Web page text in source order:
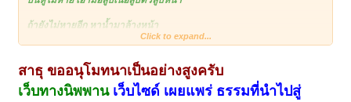
ถ้ายังไม่หายอีก หาน้ำมาล้างหน้า
ถ้าไม่หาย ให้ตั้งใจสวดมนต์ดังๆ
Click to expand...
สาธุ ขออนุโมทนาเป็นอย่างสูงครับ
เว็บทางนิพพาน เว็บไซด์ เผยแพร่ ธรรมที่นำไปสู่